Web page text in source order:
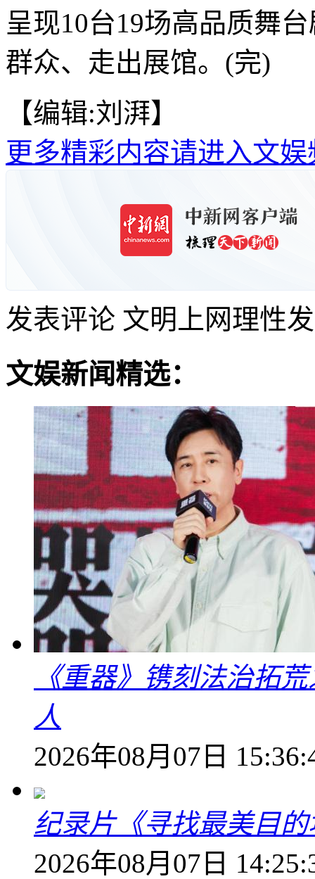
呈现10台19场高品质舞
群众、走出展馆。(完)
【编辑:刘湃】
更多精彩内容请进入文娱
发表评论 文明上网理性
文娱新闻精选：
《重器》镌刻法治拓
人
2026年08月07日
纪录片《寻找最美目
2026年08月07日